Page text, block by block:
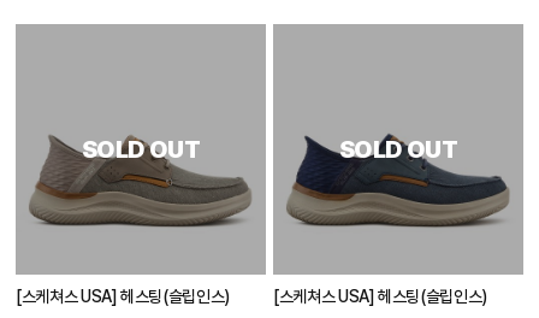
SOLD OUT
[스케쳐스 USA] 헤스팅(슬립인스)
SOLD OUT
[스케쳐스 USA] 헤스팅(슬립인스)